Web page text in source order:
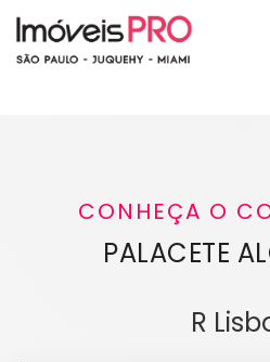
CONHEÇA O
PALACETE
R